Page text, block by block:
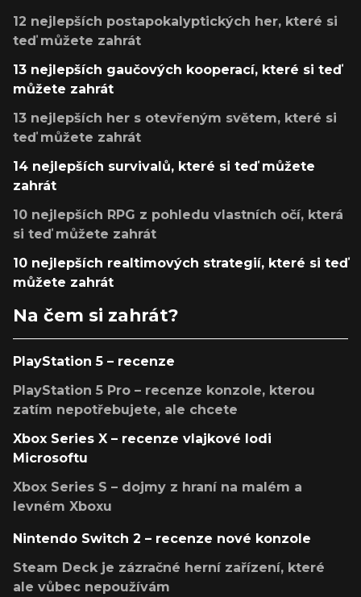
12 nejlepších postapokalyptických her, které si
teď můžete zahrát
13 nejlepších gaučových kooperací, které si teď
můžete zahrát
13 nejlepších her s otevřeným světem, které si
teď můžete zahrát
14 nejlepších survivalů, které si teď můžete
zahrát
10 nejlepších RPG z pohledu vlastních očí, která
si teď můžete zahrát
10 nejlepších realtimových strategií, které si teď
můžete zahrát
Na čem si zahrát?
PlayStation 5 – recenze
PlayStation 5 Pro – recenze konzole, kterou
zatím nepotřebujete, ale chcete
Xbox Series X – recenze vlajkové lodi
Microsoftu
Xbox Series S – dojmy z hraní na malém a
levném Xboxu
Nintendo Switch 2 – recenze nové konzole
Steam Deck je zázračné herní zařízení, které
ale vůbec nepoužívám